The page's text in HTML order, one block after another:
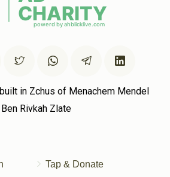
in Zchus of Menachem Mendel
Ben Rivkah Zlate
Tap & Donate